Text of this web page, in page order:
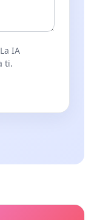
IA
ti.